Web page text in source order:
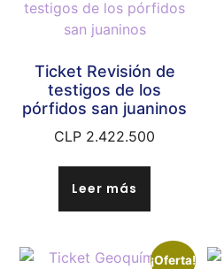
Ticket Revisión de
testigos de los
pórfidos san juaninos
CLP 2.422.500
Leer más
¡Oferta!